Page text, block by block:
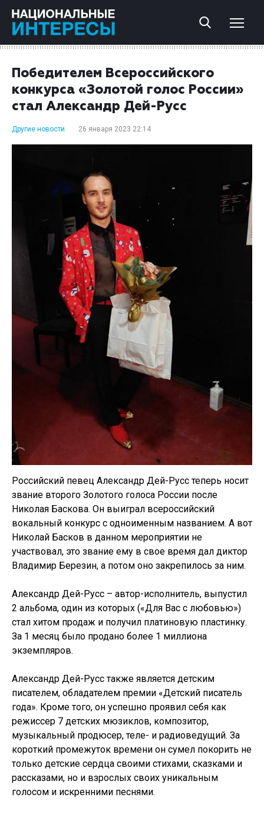
Победителем Всероссийского
конкурса «Золотой голос России»
стал Александр Дей-Русс
Другие новости 26 января 2023 22:14
Российский певец Александр Дей-Русс теперь носит
звание второго Золотого голоса России после
Николая Баскова. Он выиграл всероссийский
вокальный конкурс с одноименным названием. А вот
Николай Басков в данном мероприятии не
участвовал, это звание ему в свое время дал диктор
Владимир Березин, а потом оно закрепилось за ним.
Александр Дей-Русс – автор-исполнитель, выпустил
2 альбома, один из которых («Для Вас с любовью»)
стал хитом продаж и получил платиновую пластинку.
За 1 месяц было продано более 1 миллиона
экземпляров.
Александр Дей-Русс также является детским
писателем, обладателем премии «Детский писатель
года». Кроме того, он успешно проявил себя как
режиссер 7 детских мюзиклов, композитор,
музыкальный продюсер, теле- и радиоведущий. За
короткий промежуток времени он сумел покорить не
только детские сердца своими стихами, сказками и
рассказами, но и взрослых своих уникальным
голосом и искренними песнями.